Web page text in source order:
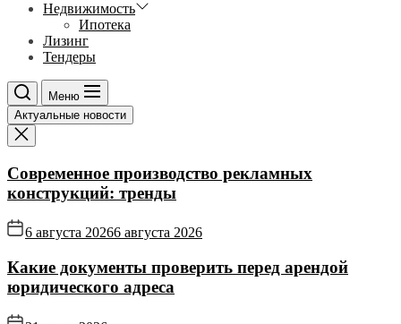
Недвижимость
Ипотека
Лизинг
Тендеры
Меню
Актуальные новости
Современное производство рекламных
конструкций: тренды
6 августа 20266 августа 2026
Какие документы проверить перед арендой
юридического адреса